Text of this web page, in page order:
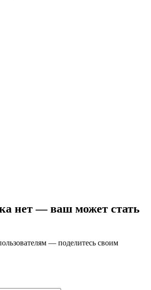
нет — ваш может стать
— поделитесь своим